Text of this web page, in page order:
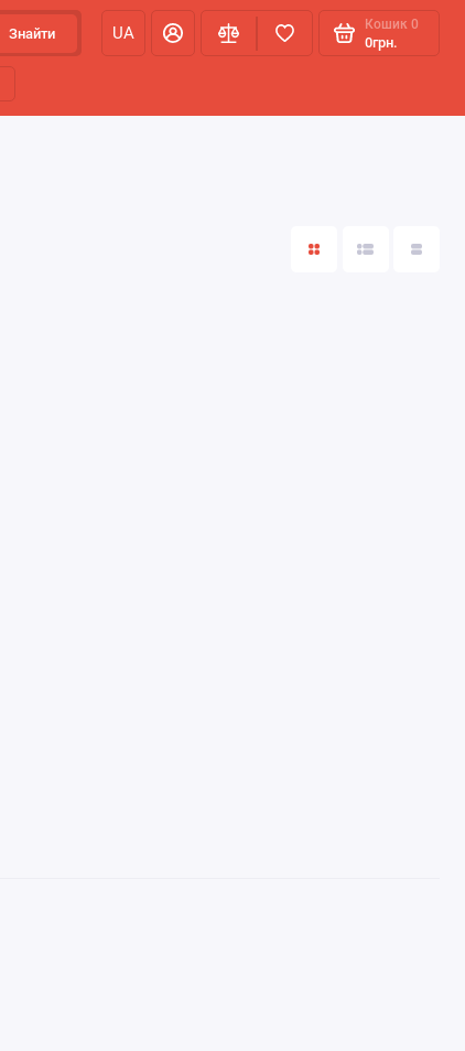
Знайти UA Кошик 0
0грн.